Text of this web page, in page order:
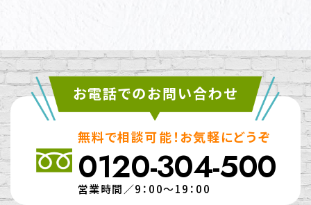
お電話でのお問い合わせ
無料で相談可能！お気軽にどうぞ
0120-304-500
営業時間／9：00～19：00